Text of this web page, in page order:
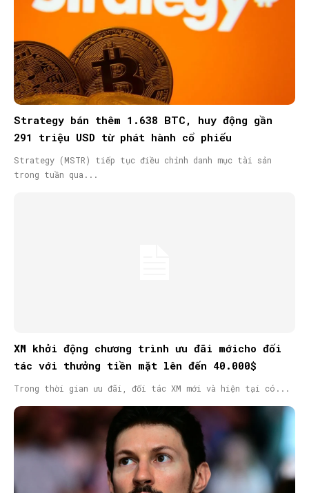
Strategy bán thêm 1.638 BTC, huy động gần
291 triệu USD từ phát hành cổ phiếu
Strategy (MSTR) tiếp tục điều chỉnh danh mục tài sản
trong tuần qua...
XM khởi động chương trình ưu đãi mớicho đối
tác với thưởng tiền mặt lên đến 40.000$
Trong thời gian ưu đãi, đối tác XM mới và hiện tại có...